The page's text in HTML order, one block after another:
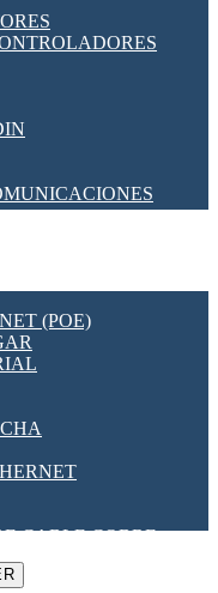
DE CORRIENTE
PROGRAMABLES
[VDF]
(POE)
CABLE COBRE